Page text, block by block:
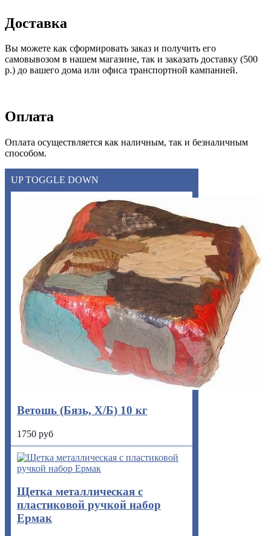
Доставка
Вы можете как сформировать заказ и получить его
самовывозом в нашем магазине, так и заказать доставку (500
р.) до вашего дома или офиса транспортной кампанией.
Оплата
Оплата осуществляется как наличным, так и безналичным
способом.
UP TOGGLE DOWN
Ветошь (Бязь, Х/Б) 10 кг
1750 руб
Щетка металлическая с
пластиковой ручкой набор
Ермак